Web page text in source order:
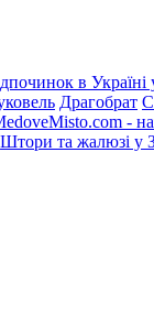
в
Драгобрат
-
Штори та жалюзі у